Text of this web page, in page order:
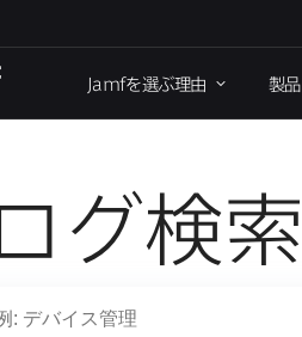
Jamfを​選ぶ理由 製品
グ検索